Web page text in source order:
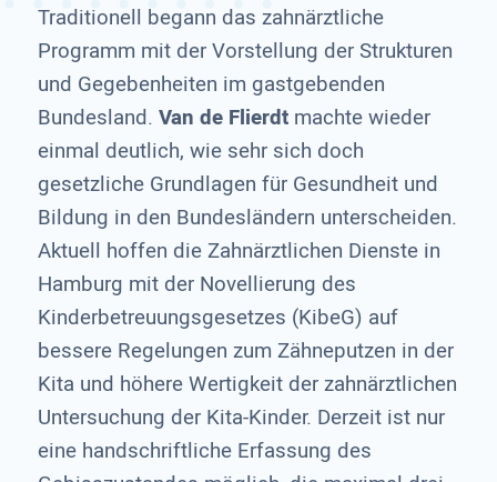
Traditionell begann das zahnärztliche
Programm mit der Vorstellung der Strukturen
und Gegebenheiten im gastgebenden
Bundesland. Van de Flierdtmachte wieder
einmal deutlich, wie sehr sich doch
gesetzliche Grundlagen für Gesundheit und
Bildung in den Bundesländern unterscheiden.
Aktuell hoffen die Zahnärztlichen Dienste in
Hamburg mit der Novellierung des
Kinderbetreuungsgesetzes (KibeG) auf
bessere Regelungen zum Zähneputzen in der
Kita und höhere Wertigkeit der zahnärztlichen
Untersuchung der Kita-Kinder. Derzeit ist nur
eine handschriftliche Erfassung des